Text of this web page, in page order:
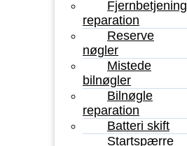
Fjernbetjening
reparation
Reserve
nøgler
Mistede
bilnøgler
Bilnøgle
reparation
Batteri skift
Startspærre